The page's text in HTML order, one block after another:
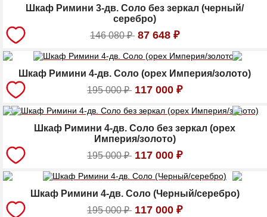
Шкаф Римини 3-дв. Соло без зеркал (черный/
серебро)
146 080₽ 87 648 ₽
Шкаф Римини 4-дв. Соло (орех Империя/золото)
195 000₽ 117 000 ₽
Шкаф Римини 4-дв. Соло без зеркал (орех
Империя/золото)
195 000₽ 117 000 ₽
Шкаф Римини 4-дв. Соло (Черный/серебро)
195 000₽ 117 000 ₽